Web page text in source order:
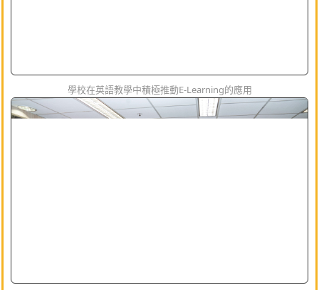
學校在英語教學中積極推動E-Learning的應用